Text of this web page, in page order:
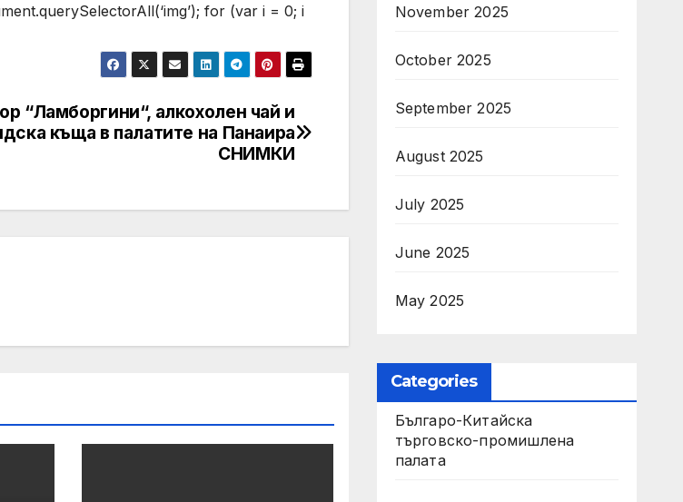
for (var i = 0; i
“Ламборгини“, алкохолен чай и
къща в палатите на Панаира
СНИМКИ
November 2025
October 2025
September 2025
August 2025
July 2025
June 2025
May 2025
Categories
Българо-Китайска
търговско-промишлена
палата